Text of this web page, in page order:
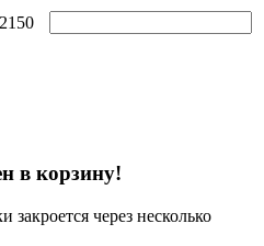
2150
в корзину!
через несколько